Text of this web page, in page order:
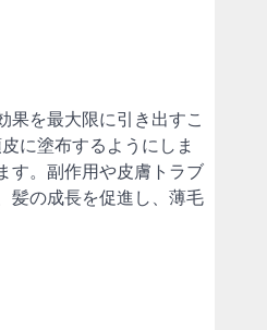
果を最大限に引き出すこ
に塗布するようにしま
す。副作用や皮膚トラブ
髪の成長を促進し、薄毛